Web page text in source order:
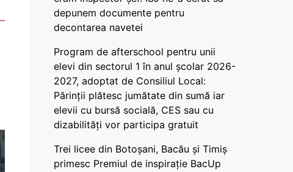
depunem documente pentru
decontarea navetei
Program de afterschool pentru unii
elevi din sectorul 1 în anul școlar 2026-
2027, adoptat de Consiliul Local:
Părinții plătesc jumătate din sumă iar
elevii cu bursă socială, CES sau cu
dizabilităţi vor participa gratuit
Trei licee din Botoșani, Bacău și Timiș
primesc Premiul de inspirație BacUp